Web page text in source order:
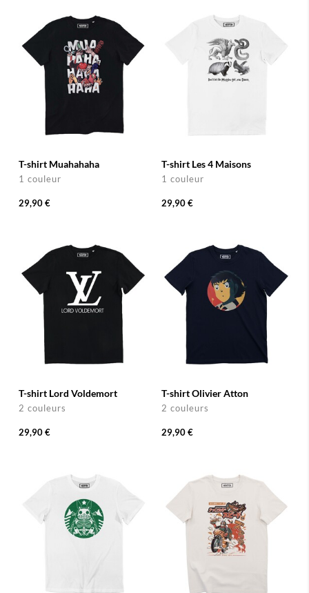
T-shirt Muahahaha
1 couleur
29,90 €
T-shirt Les 4 Maisons
1 couleur
29,90 €
T-shirt Lord Voldemort
2 couleurs
29,90 €
T-shirt Olivier Atton
2 couleurs
29,90 €